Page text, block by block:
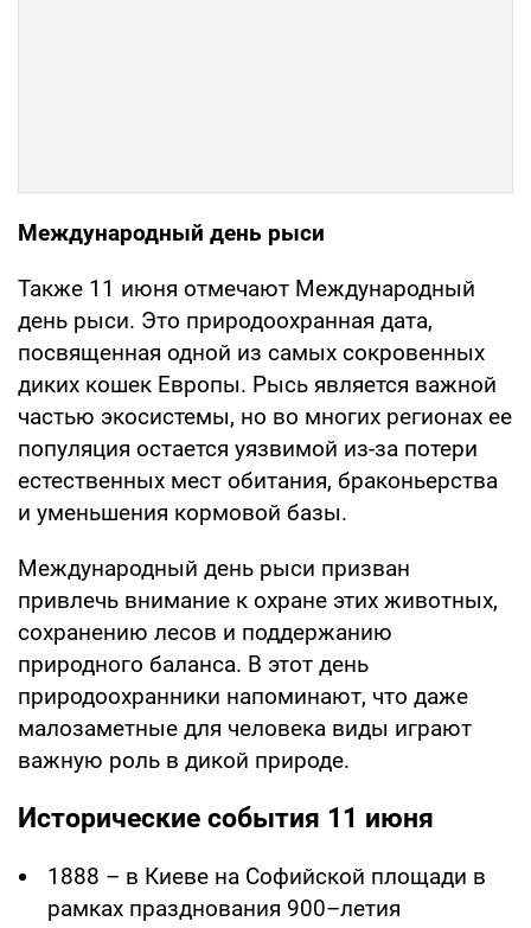
Международный день рыси
Также 11 июня отмечают Международный
день рыси. Это природоохранная дата,
посвященная одной из самых сокровенных
диких кошек Европы. Рысь является важной
частью экосистемы, но во многих регионах ее
популяция остается уязвимой из-за потери
естественных мест обитания, браконьерства
и уменьшения кормовой базы.
Международный день рыси призван
привлечь внимание к охране этих животных,
сохранению лесов и поддержанию
природного баланса. В этот день
природоохранники напоминают, что даже
малозаметные для человека виды играют
важную роль в дикой природе.
Исторические события 11 июня
1888 – в Киеве на Софийской площади в
рамках празднования 900–летия